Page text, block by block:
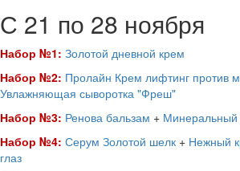
С 21 по 28 ноября
Набор №1: Золотой дневной крем
Набор №2: Пролайн Крем лифтинг против
Увлажняющая сыворотка "Фреш"
Набор №3: Ренова бальзам +
Набор №4: Серум Золотой шелк + Нежный
глаз